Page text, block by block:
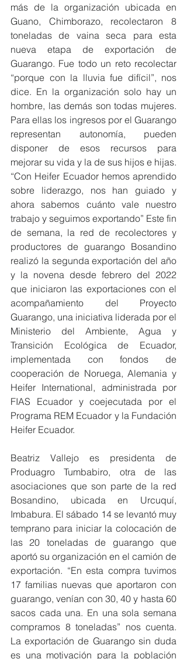
más de la organización ubicada en
Guano, Chimborazo, recolectaron 8
toneladas de vaina seca para esta
nueva etapa de exportación de
Guarango. Fue todo un reto recolectar
“porque con la lluvia fue difícil”, nos
dice. En la organización solo hay un
hombre, las demás son todas mujeres.
Para ellas los ingresos por el Guarango
representan autonomía, pueden
disponer de esos recursos para
mejorar su vida y la de sus hijos e hijas.
“Con Heifer Ecuador hemos aprendido
sobre liderazgo, nos han guiado y
ahora sabemos cuánto vale nuestro
trabajo y seguimos exportando” Este fin
de semana, la red de recolectores y
productores de guarango Bosandino
realizó la segunda exportación del año
y la novena desde febrero del 2022
que iniciaron las exportaciones con el
acompañamiento del Proyecto
Guarango, una iniciativa liderada por el
Ministerio del Ambiente, Agua y
Transición Ecológica de Ecuador,
implementada con fondos de
cooperación de Noruega, Alemania y
Heifer International, administrada por
FIAS Ecuador y coejecutada por el
Programa REM Ecuador y la Fundación
Heifer Ecuador.
Beatriz Vallejo es presidenta de
Produagro Tumbabiro, otra de las
asociaciones que son parte de la red
Bosandino, ubicada en Urcuquí,
Imbabura. El sábado 14 se levantó muy
temprano para iniciar la colocación de
las 20 toneladas de guarango que
aportó su organización en el camión de
exportación. “En esta compra tuvimos
17 familias nuevas que aportaron con
guarango, venían con 30, 40 y hasta 60
sacos cada una. En una sola semana
compramos 8 toneladas” nos cuenta.
La exportación de Guarango sin duda
es una motivación para la población